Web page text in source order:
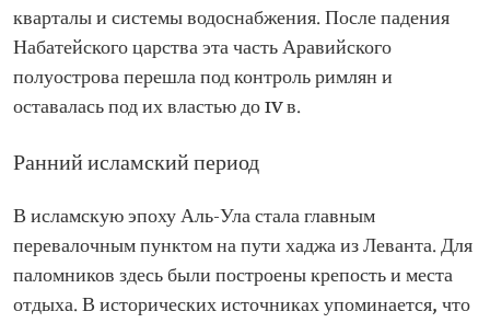
кварталы и системы водоснабжения. После падения
Набатейского царства эта часть Аравийского
полуострова перешла под контроль римлян и
оставалась под их властью до IV в.
Ранний исламский период
В исламскую эпоху Аль-Ула стала главным
перевалочным пунктом на пути хаджа из Леванта. Для
паломников здесь были построены крепость и места
отдыха. В исторических источниках упоминается, что